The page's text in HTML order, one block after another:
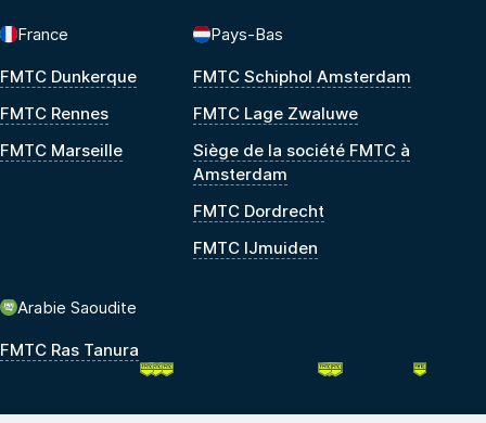
France
FMTC Dunkerque
FMTC Rennes
FMTC Marseille
Pays-Bas
FMTC Schiphol Amsterdam
FMTC Lage Zwaluwe
Siège de la société FMTC à
Amsterdam
FMTC Dordrecht
FMTC IJmuiden
Arabie Saoudite
FMTC Ras Tanura